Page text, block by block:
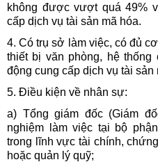
không được vượt quá 49%
cấp dịch vụ tài sản mã hóa.
4. Có trụ sở làm việc, có đủ
thiết bị văn phòng, hệ
động cung cấp dịch vụ tài sản
5. Điều kiện về nhân sự:
a) Tổng giám đốc (Giám
nghiệm làm việc tại bộ
trong lĩnh vực tài chính,
hoặc quản lý quỹ;